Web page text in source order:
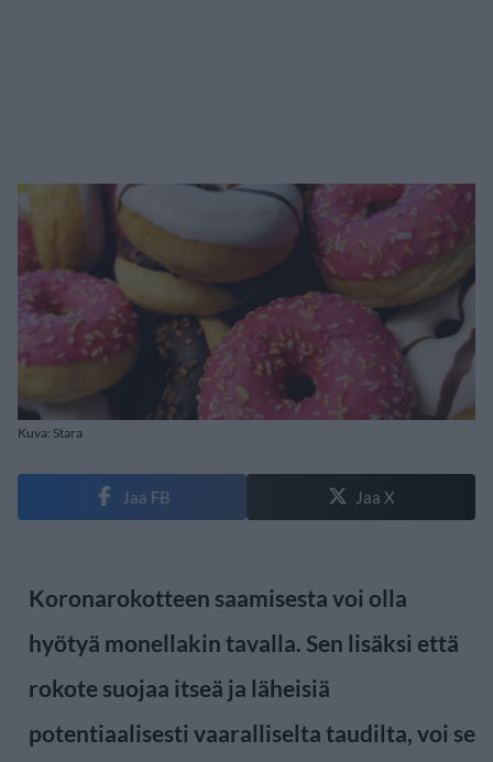
Kuva: Stara
Jaa FB Jaa X
Koronarokotteen saamisesta voi olla
hyötyä monellakin tavalla. Sen lisäksi että
rokote suojaa itseä ja läheisiä
potentiaalisesti vaaralliselta taudilta, voi se